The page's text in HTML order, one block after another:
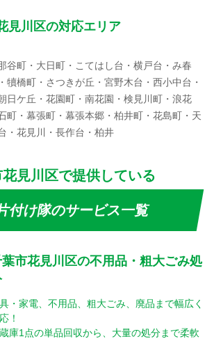
見川区の対応エリア
谷町・大日町・こてはし台・横戸台・み春
犢橋町・さつきが丘・宮野木台・西小中台・
日ケ丘・花園町・南花園・検見川町・浪花
町・幕張町・幕張本郷・柏井町・花島町・天
・花見川・長作台・柏井
見川区で提供している
付け隊のサービス一覧
市花見川区の不用品・粗大ごみ処
・家電、不用品、粗大ごみ、廃品まで幅広く
！
庫1点の単品回収から、大量の処分まで柔軟